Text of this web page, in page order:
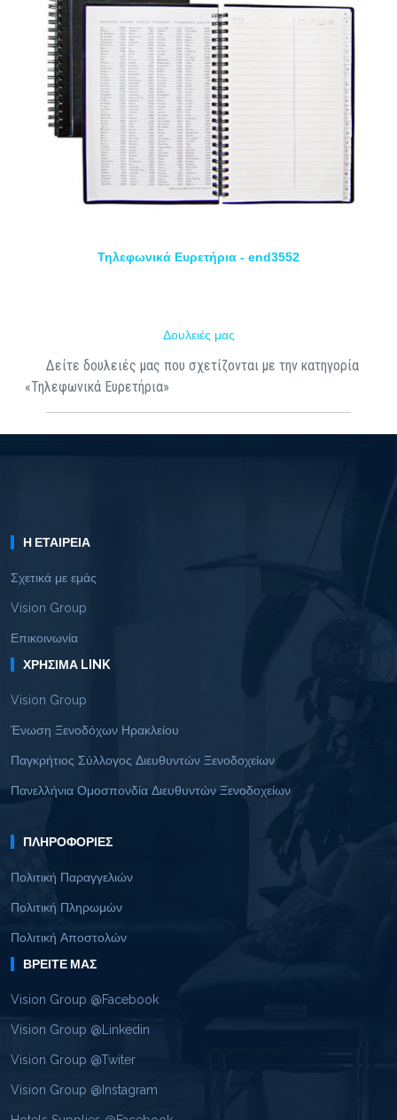
Τηλεφωνικά Ευρετήρια - end3552
Δουλειές μας
Δείτε δουλειές μας που σχετίζονται με την κατηγορία
«Τηλεφωνικά Ευρετήρια»
Η ΕΤΑΙΡΕΊΑ
Σχετικά με εμάς
Vision Group
Επικοινωνία
ΧΡΉΣΙΜΑ LINK
Vision Group
Ένωση Ξενοδόχων Ηρακλείου
Παγκρήτιος Σύλλογος Διευθυντών Ξενοδοχείων
Πανελλήνια Ομοσπονδία Διευθυντών Ξενοδοχείων
ΠΛΗΡΟΦΟΡΊΕΣ
Πολιτική Παραγγελιών
Πολιτική Πληρωμών
Πολιτική Αποστολών
ΒΡΕΊΤΕ ΜΑΣ
Vision Group @Facebook
Vision Group @Linkedin
Vision Group @Twiter
Vision Group @Instagram